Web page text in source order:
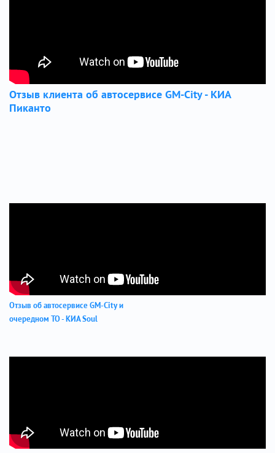
Отзыв клиента об автосервисе GM-City - КИА
Пиканто
Отзыв об автосервисе GM-City и
очередном ТО - КИА Soul